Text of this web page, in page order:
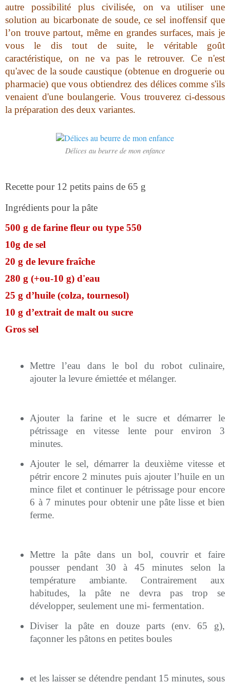
autre possibilité plus civilisée, on va utiliser une
solution au bicarbonate de soude, ce sel inoffensif que
l’on trouve partout, même en grandes surfaces, mais je
vous le dis tout de suite, le véritable goût
caractéristique, on ne va pas le retrouver. Ce n'est
qu'avec de la soude caustique (obtenue en droguerie ou
pharmacie) que vous obtiendrez des délices comme s'ils
venaient d'une boulangerie. Vous trouverez ci-dessous
la préparation des deux variantes.
Délices au beurre de mon enfance
Recette pour 12 petits pains de 65 g
Ingrédients pour la pâte
500 g de farine fleur ou type 550
10g de sel
20 g de levure fraîche
280 g (+ou-10 g) d'eau
25 g d’huile (colza, tournesol)
10 g d’extrait de malt ou sucre
Gros sel
Mettre l’eau dans le bol du robot culinaire,
ajouter la levure émiettée et mélanger.
Ajouter la farine et le sucre et démarrer le
pétrissage en vitesse lente pour environ 3
minutes.
Ajouter le sel, démarrer la deuxième vitesse et
pétrir encore 2 minutes puis ajouter l’huile en un
mince filet et continuer le pétrissage pour encore
6 à 7 minutes pour obtenir une pâte lisse et bien
ferme.
Mettre la pâte dans un bol, couvrir et faire
pousser pendant 30 à 45 minutes selon la
température ambiante. Contrairement aux
habitudes, la pâte ne devra pas trop se
développer, seulement une mi- fermentation.
Diviser la pâte en douze parts (env. 65 g),
façonner les pâtons en petites boules
et les laisser se détendre pendant 15 minutes, sous